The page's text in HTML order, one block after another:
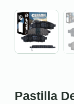
Pastilla